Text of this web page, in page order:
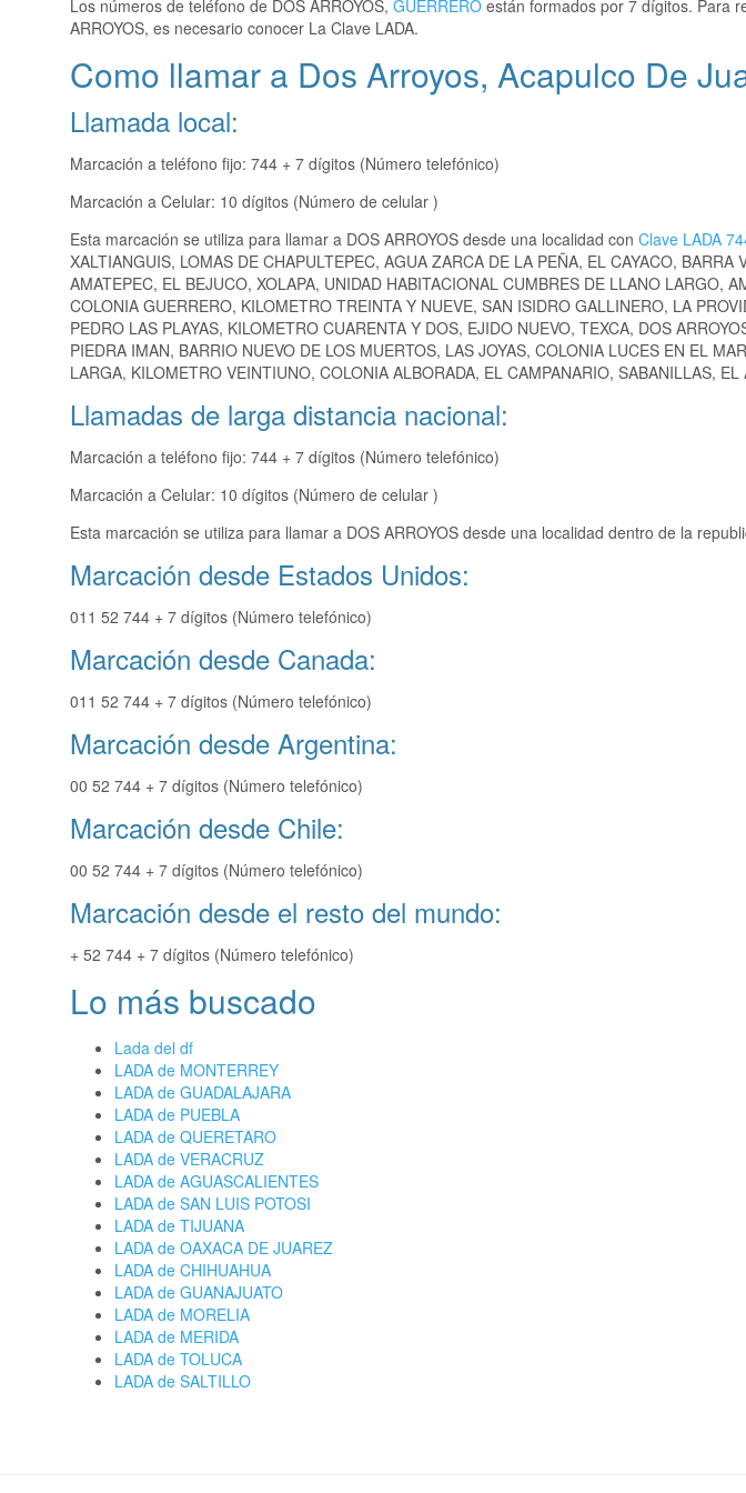
Los números de teléfono de DOS ARROYOS, GUERRERO están formados por 7 dígitos. Para
ARROYOS, es necesario conocer La Clave LADA.
Como llamar a Dos Arroyos, Acapulco De
Llamada local:
Marcación a teléfono fijo: 744 + 7 dígitos (Número telefónico)
Marcación a Celular: 10 dígitos (Número de celular )
Esta marcación se utiliza para llamar a DOS ARROYOS desde una localidad con Clave LADA
XALTIANGUIS, LOMAS DE CHAPULTEPEC, AGUA ZARCA DE LA PEÑA, EL CAYACO, BARRA
AMATEPEC, EL BEJUCO, XOLAPA, UNIDAD HABITACIONAL CUMBRES DE LLANO LARGO,
COLONIA GUERRERO, KILOMETRO TREINTA Y NUEVE, SAN ISIDRO GALLINERO, LA
PEDRO LAS PLAYAS, KILOMETRO CUARENTA Y DOS, EJIDO NUEVO, TEXCA, DOS
PIEDRA IMAN, BARRIO NUEVO DE LOS MUERTOS, LAS JOYAS, COLONIA LUCES EN EL
LARGA, KILOMETRO VEINTIUNO, COLONIA ALBORADA, EL CAMPANARIO, SABANILLAS,
Llamadas de larga distancia nacional:
Marcación a teléfono fijo: 744 + 7 dígitos (Número telefónico)
Marcación a Celular: 10 dígitos (Número de celular )
Esta marcación se utiliza para llamar a DOS ARROYOS desde una localidad dentro de la
Marcación desde Estados Unidos:
011 52 744 + 7 dígitos (Número telefónico)
Marcación desde Canada:
011 52 744 + 7 dígitos (Número telefónico)
Marcación desde Argentina:
00 52 744 + 7 dígitos (Número telefónico)
Marcación desde Chile:
00 52 744 + 7 dígitos (Número telefónico)
Marcación desde el resto del mundo:
+ 52 744 + 7 dígitos (Número telefónico)
Lo más buscado
Lada del df
LADA de MONTERREY
LADA de GUADALAJARA
LADA de PUEBLA
LADA de QUERETARO
LADA de VERACRUZ
LADA de AGUASCALIENTES
LADA de SAN LUIS POTOSI
LADA de TIJUANA
LADA de OAXACA DE JUAREZ
LADA de CHIHUAHUA
LADA de GUANAJUATO
LADA de MORELIA
LADA de MERIDA
LADA de TOLUCA
LADA de SALTILLO